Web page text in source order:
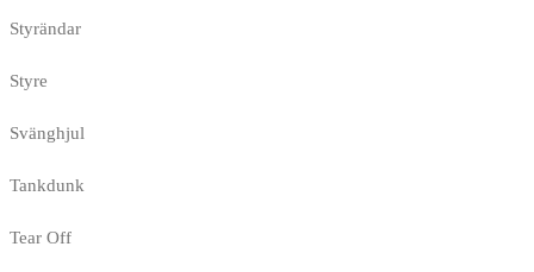
Styrändar
Styre
Svänghjul
Tankdunk
Tear Off